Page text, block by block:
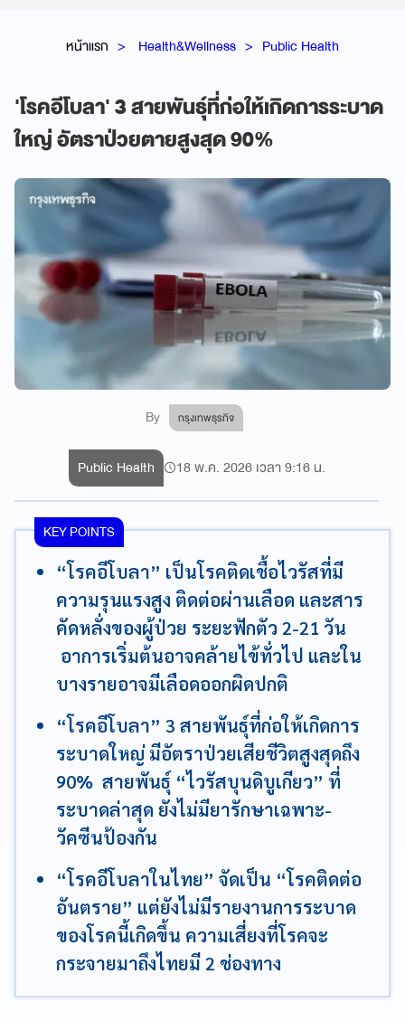
หน้าแรก Health&Wellness Public Health
'โรคอีโบลา' 3 สายพันธุ์ที่ก่อให้เกิดการระบาด
ใหญ่ อัตราป่วยตายสูงสุด 90%
By กรุงเทพธุรกิจ
Public Health 18 พ.ค. 2026 เวลา 9:16 น.
KEY POINTS
“โรคอีโบลา” เป็นโรคติดเชื้อไวรัสที่มี
ความรุนแรงสูง ติดต่อผ่านเลือด และสาร
คัดหลั่งของผู้ป่วย ระยะฟักตัว 2-21 วัน
อาการเริ่มต้นอาจคล้ายไข้ทั่วไป และใน
บางรายอาจมีเลือดออกผิดปกติ
“โรคอีโบลา” 3 สายพันธุ์ที่ก่อให้เกิดการ
ระบาดใหญ่ มีอัตราป่วยเสียชีวิตสูงสุดถึง
90% สายพันธุ์ “ไวรัสบุนดิบูเกียว” ที่
ระบาดล่าสุด ยังไม่มียารักษาเฉพาะ-
วัคซีนป้องกัน
“โรคอีโบลาในไทย” จัดเป็น “โรคติดต่อ
อันตราย” แต่ยังไม่มีรายงานการระบาด
ของโรคนี้เกิดขึ้น ความเสี่ยงที่โรคจะ
กระจายมาถึงไทยมี 2 ช่องทาง